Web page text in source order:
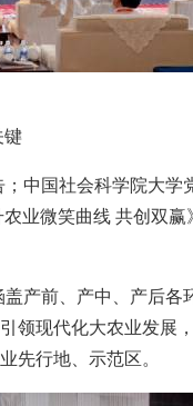
键
中国社会科学院大学
业微笑曲线 共创双赢
产前、产中、产后各
领现代化大农业发展
先行地、示范区。